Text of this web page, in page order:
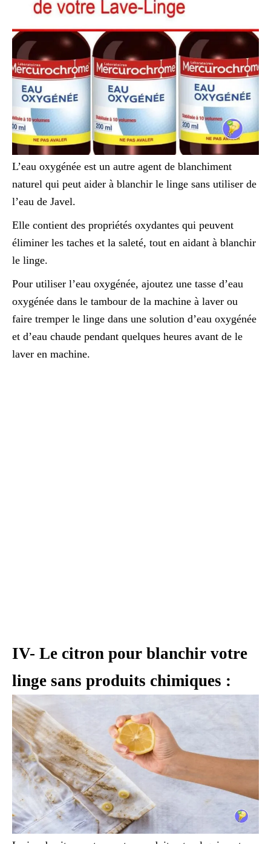
L’eau oxygénée est un autre agent de blanchiment
naturel qui peut aider à blanchir le linge sans utiliser de
l’eau de Javel.
Elle contient des propriétés oxydantes qui peuvent
éliminer les taches et la saleté, tout en aidant à blanchir
le linge.
Pour utiliser l’eau oxygénée, ajoutez une tasse d’eau
oxygénée dans le tambour de la machine à laver ou
faire tremper le linge dans une solution d’eau oxygénée
et d’eau chaude pendant quelques heures avant de le
laver en machine.
IV- Le citron pour blanchir votre
linge sans produits chimiques :